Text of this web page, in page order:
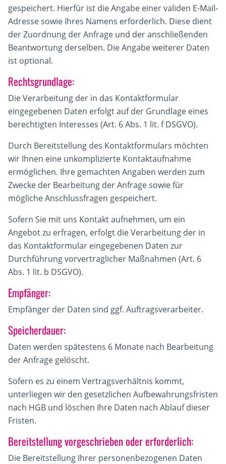
gespeichert. Hierfür ist die Angabe einer validen E-Mail-
Adresse sowie Ihres Namens erforderlich. Diese dient
der Zuordnung der Anfrage und der anschließenden
Beantwortung derselben. Die Angabe weiterer Daten
ist optional.
Rechtsgrundlage:
Die Verarbeitung der in das Kontaktformular
eingegebenen Daten erfolgt auf der Grundlage eines
berechtigten Interesses (Art. 6 Abs. 1 lit. f DSGVO).
Durch Bereitstellung des Kontaktformulars möchten
wir Ihnen eine unkomplizierte Kontaktaufnahme
ermöglichen. Ihre gemachten Angaben werden zum
Zwecke der Bearbeitung der Anfrage sowie für
mögliche Anschlussfragen gespeichert.
Sofern Sie mit uns Kontakt aufnehmen, um ein
Angebot zu erfragen, erfolgt die Verarbeitung der in
das Kontaktformular eingegebenen Daten zur
Durchführung vorvertraglicher Maßnahmen (Art. 6
Abs. 1 lit. b DSGVO).
Empfänger:
Empfänger der Daten sind ggf. Auftragsverarbeiter.
Speicherdauer:
Daten werden spätestens 6 Monate nach Bearbeitung
der Anfrage gelöscht.
Sofern es zu einem Vertragsverhältnis kommt,
unterliegen wir den gesetzlichen Aufbewahrungsfristen
nach HGB und löschen Ihre Daten nach Ablauf dieser
Fristen.
Bereitstellung vorgeschrieben oder erforderlich:
Die Bereitstellung Ihrer personenbezogenen Daten